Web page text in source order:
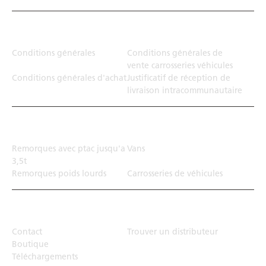
Conditions générales
Conditions générales de
vente carrosseries véhicules
Conditions générales d'achatJustificatif de réception de
livraison intracommunautaire
Remorques avec ptac jusqu'a
3,5t
Vans
Remorques poids lourds Carrosseries de véhicules
Contact
Trouver un distributeur
Boutique
Téléchargements